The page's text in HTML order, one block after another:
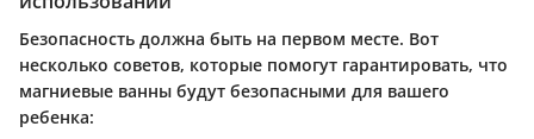
Безопасность должна быть на первом месте. Вот
несколько советов, которые помогут гарантировать, что
магниевые ванны будут безопасными для вашего
ребенка: